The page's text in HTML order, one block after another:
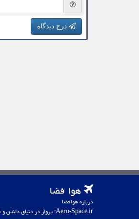
درج دیدگاه
هوا فضا
درباره هوافضا
Aero-Space.ir: پرواز در دنیای دانش و فناوری های هوایی و فضایی، از زمین تا کهکشان